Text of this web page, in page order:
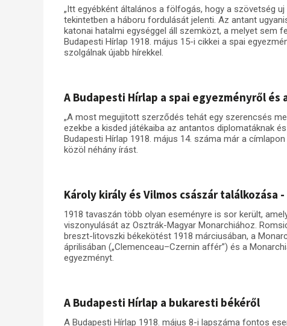
„Itt egyébként általános a fölfogás, hogy a szövetség
tekintetben a háboru fordulását jelenti. Az antant
katonai hatalmi egységgel áll szemközt, a melyet sem
Budapesti Hírlap 1918. május 15-i cikkei a spai
szolgálnak újabb hírekkel.
A Budapesti Hírlap a spai egyezményről és
„A most megujitott szerződés tehát egy szerencsés
ezekbe a kisded játékaiba az antantos diplomatáknak
Budapesti Hírlap 1918. május 14. száma már a
közöl néhány írást.
Károly király és Vilmos császár találkozása
1918 tavaszán több olyan eseményre is sor került,
viszonyulását az Osztrák-Magyar Monarchiához.
breszt-litovszki békekötést 1918 márciusában, a
áprilisában („Clemenceau–Czernin affér”) és a
egyezményt.
A Budapesti Hírlap a bukaresti békéről
A Budapesti Hírlap 1918. május 8-i lapszáma fontos